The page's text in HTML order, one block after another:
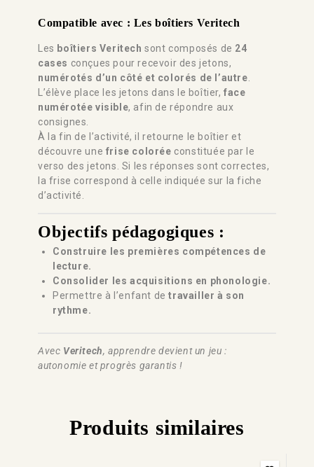
Compatible avec : Les boîtiers Veritech
Les boîtiers Veritech sont composés de 24
cases conçues pour recevoir des jetons,
numérotés d’un côté et colorés de l’autre.
L’élève place les jetons dans le boîtier,face
numérotée visible, afin de répondre aux
consignes.
À la fin de l’activité, il retourne le boîtier et
découvre une frise colorée constituée par le
verso des jetons. Si les réponses sont correctes,
la frise correspond à celle indiquée sur la fiche
d’activité.
Objectifs pédagogiques :
Construire les premières compétences de
lecture.
Consolider les acquisitions en phonologie.
Permettre à l’enfant de travailler à son
rythme.
Avec Veritech, apprendre devient un jeu :
autonomie et progrès garantis !
Produits similaires